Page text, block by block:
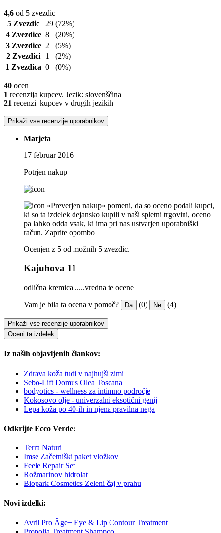
4,6 od 5 zvezdic
5 Zvezdic
29 (72%)
4 Zvezdice 8
(20%)
3 Zvezdice 2
(5%)
2 Zvezdici
1
(2%)
1 Zvezdica 0 (0%)
40 ocen
1 recenzija kupcev. Jezik: slovenščina
21 recenzij kupcev v drugih jezikih
Prikaži vse recenzije uporabnikov
Marjeta
17 februar 2016
Potrjen nakup
»Preverjen nakup« pomeni, da so oceno podali kupci,
ki so ta izdelek dejansko kupili v naši spletni trgovini, oceno
pa lahko odda vsak, ki ima pri nas ustvarjen uporabniški
račun. Zaprite opombo
Ocenjen z 5 od možnih 5 zvezdic.
Kajuhova 11
odlična kremica......vredna te ocene
Vam je bila ta ocena v pomoč? Da (0) Ne (4)
Prikaži vse recenzije uporabnikov
Oceni ta izdelek
Iz naših objavljenih člankov:
Zdrava koža tudi v najhujši zimi
Sebo-Lift Domus Olea Toscana
bodyotics - wellness za intimno področje
Kokosovo olje - univerzalni eksotični genij
Lepa koža po 40-ih in njena pravilna nega
Odkrijte Ecco Verde:
Terra Naturi
Imse Začetniški paket vložkov
Feele Repair Set
Rožmarinov hidrolat
Biopark Cosmetics Zeleni čaj v prahu
Novi izdelki:
Avril Pro Âge+ Eye & Lip Contour Treatment
Propolia Treatment Shampoo